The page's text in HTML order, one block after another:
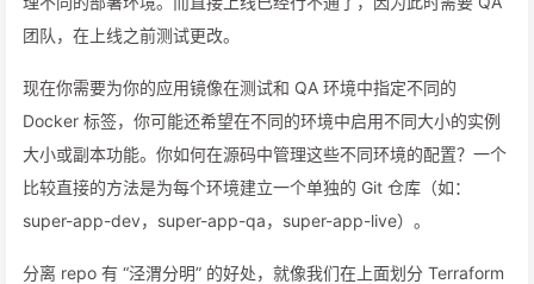
团队，在上线之前测试更改。
现在你需要为你的应用镜像在测试和 QA 环境中指定不同的
Docker 标签，你可能还希望在不同的环境中启用不同大小的实例
大小或副本功能。你如何在源码中管理这些不同环境的配置？一个
比较直接的方法是为每个环境建立一个单独的 Git 仓库（如：
super-app-dev，super-app-qa，super-app-live）。
分离 repo 有 “泾渭分明” 的好处，就像我们在上面划分 Terraform